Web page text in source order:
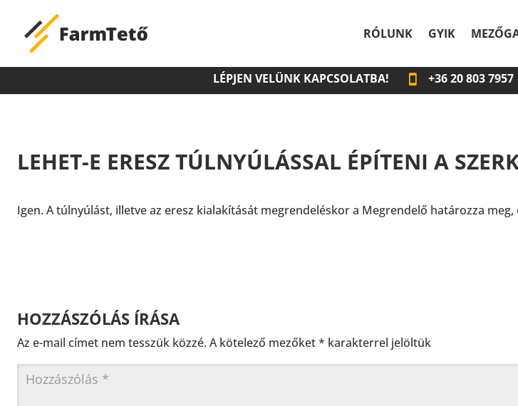
RÓLUNK GYIK
LÉPJEN VELÜNK KAPCSOLATBA! +3620 803 7957
LEHET-E ERESZ TÚLNYÚLÁSSAL ÉPÍTENI A
Igen. A túlnyúlást, illetve az eresz kialakítását megrendeléskor a Megrendelő határozza
HOZZÁSZÓLÁS ÍRÁSA
Az e-mail címet nem tesszük közzé. A kötelező mezőket* karakterrel jelöltük